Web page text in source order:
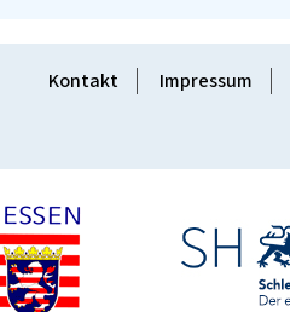
Kontakt Impressum